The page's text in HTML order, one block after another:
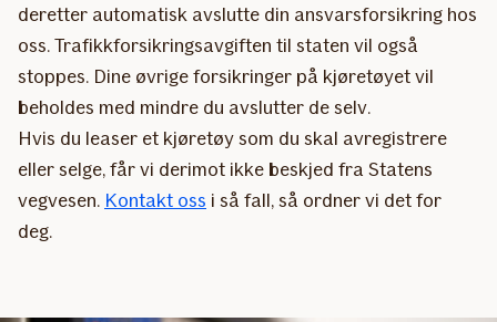
deretter automatisk avslutte din ansvarsforsikring hos
oss. Trafikkforsikringsavgiften til staten vil også
stoppes. Dine øvrige forsikringer på kjøretøyet vil
beholdes med mindre du avslutter de selv.
Hvis du leaser et kjøretøy som du skal avregistrere
eller selge, får vi derimot ikke beskjed fra Statens
vegvesen. Kontakt oss i så fall, så ordner vi det for
deg.